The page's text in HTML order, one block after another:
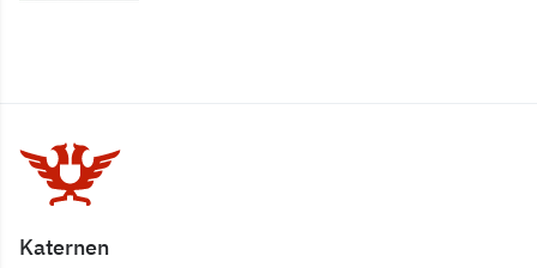
Katernen